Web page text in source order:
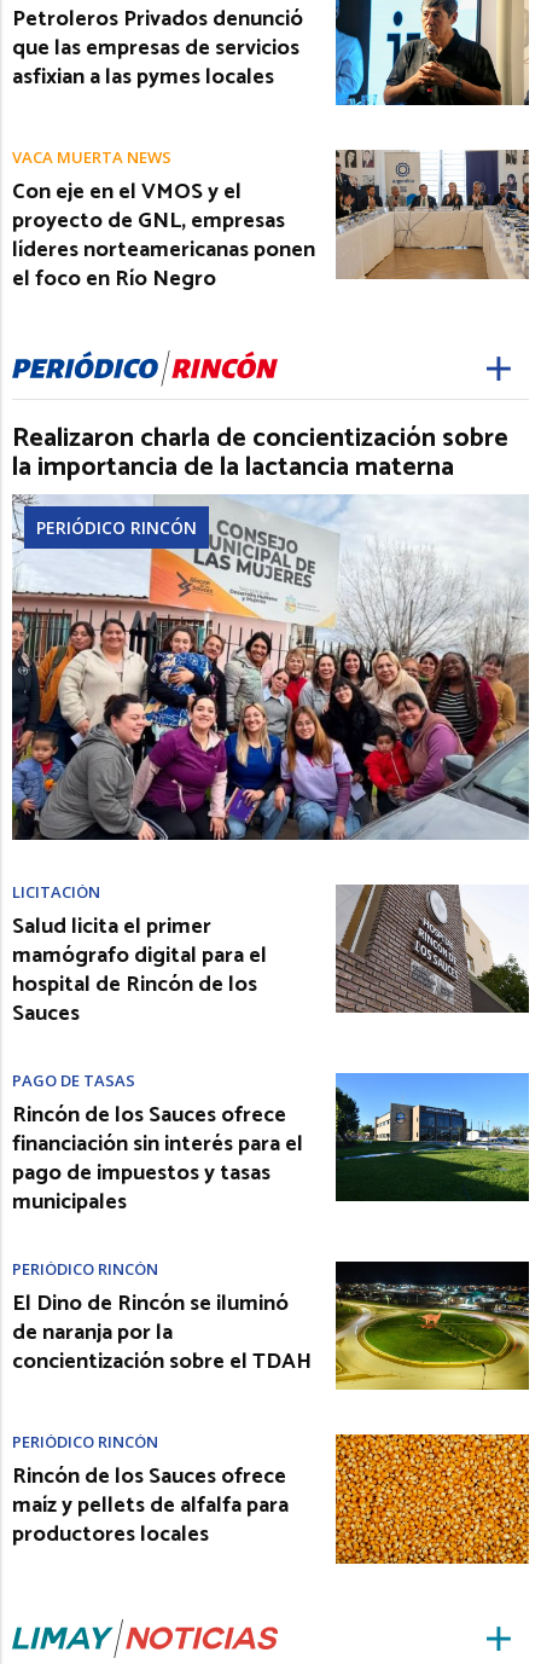
Petroleros Privados denunció
que las empresas de servicios
asfixian a las pymes locales
VACA MUERTA NEWS
Con eje en el VMOS y el
proyecto de GNL, empresas
líderes norteamericanas ponen
el foco en Río Negro
Realizaron charla de concientización sobre
la importancia de la lactancia materna
PERIÓDICO RINCÓN
LICITACIÓN
Salud licita el primer
mamógrafo digital para el
hospital de Rincón de los
Sauces
PAGO DE TASAS
Rincón de los Sauces ofrece
financiación sin interés para el
pago de impuestos y tasas
municipales
PERIÓDICO RINCÓN
El Dino de Rincón se iluminó
de naranja por la
concientización sobre el TDAH
PERIÓDICO RINCÓN
Rincón de los Sauces ofrece
maíz y pellets de alfalfa para
productores locales